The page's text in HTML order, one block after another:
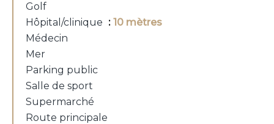
Golf
Hôpital/clinique
10 mètres
Médecin
Mer
Parking public
Salle de sport
Supermarché
Route principale